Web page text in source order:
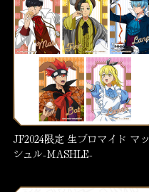
JF2024限定 生ブロマイド マッ
シュル-MASHLE-